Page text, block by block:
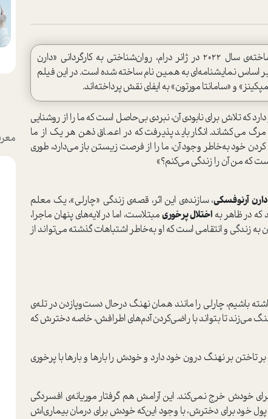
فیلم «نهنگ» (The Whale) ، فیلمی آمریکایی و ساخته‌ی سال ۲۰۲۲ در ژانر درام، روان‌شناختی به کارگردانی «دارن
اساس نمایشنامه‌ای به همین نام ساخته شده ‌است. در این فیلم
و «سامانتا مورتون» به ایفای نقش پرداخته‌اند.
تلاش برای نابودی آن، نبردی بی‌حاصل ا‌ست که ما را از روشنایی
می‌کشاند. انگار باید پذیرفت که در اعماق ذهن هر یک از ما
خود به‌خاطر وجود آن‌، ما را از فرصت زیستن باز می‌دارد، طوری
که من آن را زندگی می‌کنم؟»
دارن آرنوفسکی، سازنده‌ی این اثر، قصه‌ی زندگی «چارلی»، یک معلم
اختلال پرخوریمبتلا‌ست، اما در لایه‌های پنهان ماجرا،
زندگی و انتقامی ا‌ست که او به‌خاطر اشتباهات گذشته می‌تواند از
باشیم، چارلی را مانند همان نهنگ در‌حال دست‌و‌پا‌زدن در تله‌ی
می‌زند تا بتواند با راضی‌کردن آدم‌های اطرافش، خاصه دخترش که
بر نهنگ درون خود دارد و خودش را بارها و بارها با پرخوری
خودش خرج نمی‌کند. این آرامش هم گرفتار موریانه‌ی افسردگی
پول خود برای دخترش، با وجود این‌که خودش برای درمان بیماری‌اش